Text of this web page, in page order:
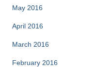
May 2016
April 2016
March 2016
February 2016